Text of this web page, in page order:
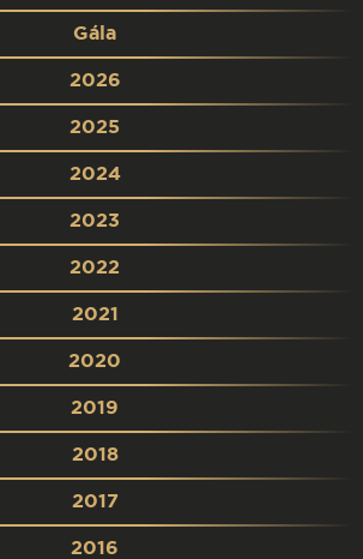
Gála
2026
2025
2024
2023
2022
2021
2020
2019
2018
2017
2016